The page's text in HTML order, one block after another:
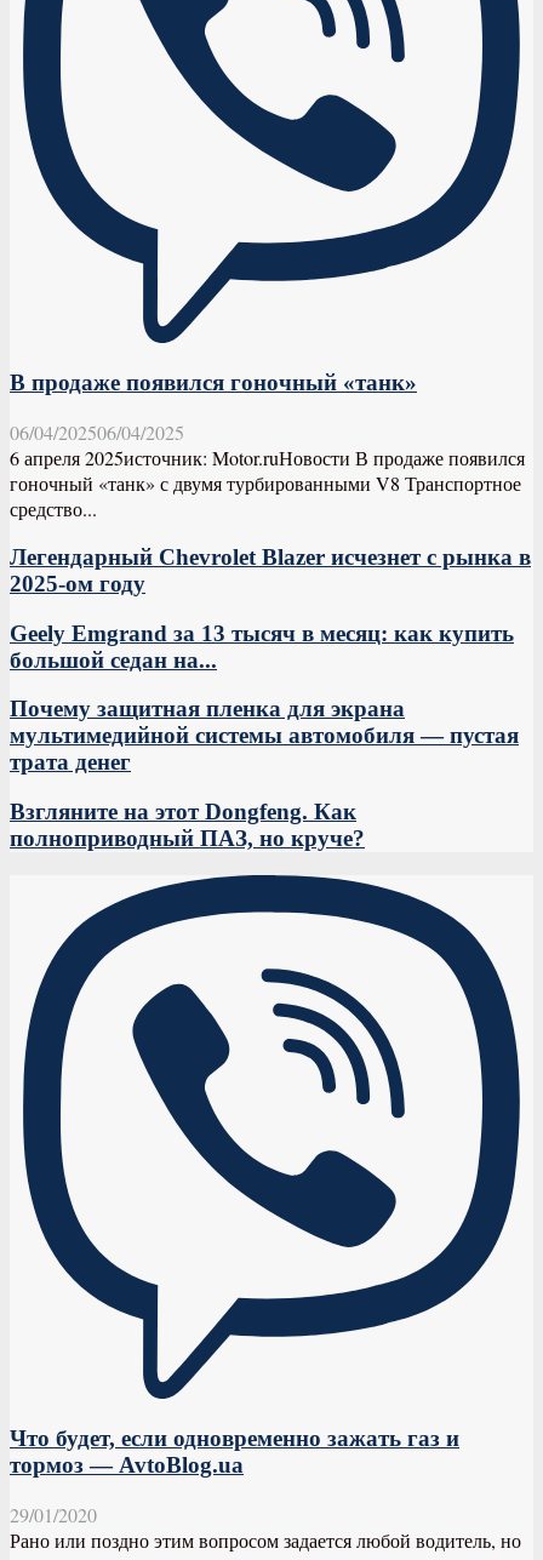
В продаже появился гоночный «танк»
06/04/202506/04/2025
6 апреля 2025источник: Motor.ruНовости В продаже появился
гоночный «танк» с двумя турбированными V8 Транспортное
средство...
Легендарный Chevrolet Blazer исчезнет с рынка в
2025-ом году
Geely Emgrand за 13 тысяч в месяц: как купить
большой седан на...
Почему защитная пленка для экрана
мультимедийной системы автомобиля — пустая
трата денег
Взгляните на этот Dongfeng. Как
полноприводный ПАЗ, но круче?
Что будет, если одновременно зажать газ и
тормоз — AvtoBlog.ua
29/01/2020
Рано или поздно этим вопросом задается любой водитель, но